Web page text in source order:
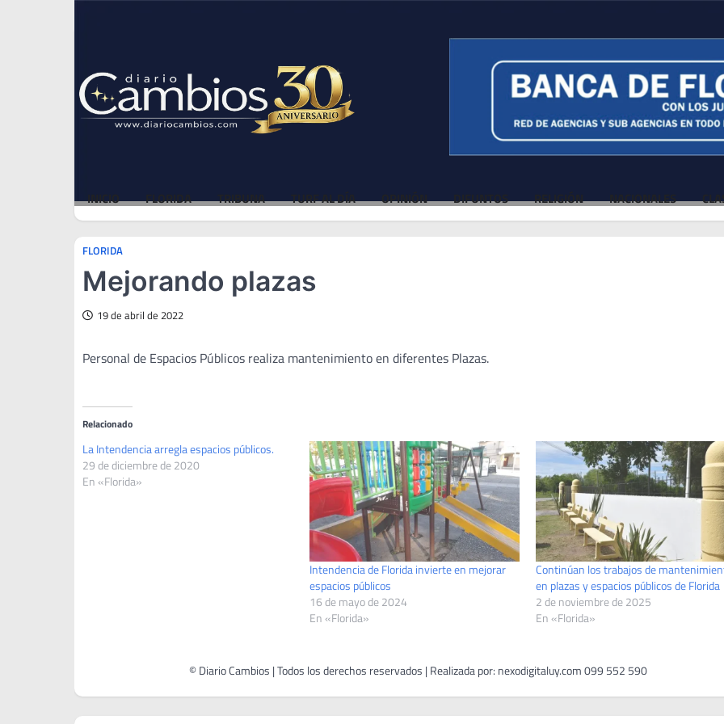
INICIO FLORIDA TRIBUNA TURF AL DÍA OPINIÓN DIFUNTOS RELIGIÓN NACIONALES
FLORIDA
Mejorando plazas
19 de abril de 2022
Personal de Espacios Públicos realiza mantenimiento en diferentes Plazas.
Relacionado
La Intendencia arregla espacios públicos.
29 de diciembre de 2020
En «Florida»
Intendencia de Florida invierte en mejorar
espacios públicos
16 de mayo de 2024
En «Florida»
Continúan los trabajos de
en plazas y espacios públicos de Florida
2 de noviembre de 2025
En «Florida»